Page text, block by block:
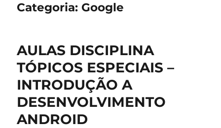
Categoria: Google
AULAS DISCIPLINA
TÓPICOS ESPECIAIS –
INTRODUÇÃO A
DESENVOLVIMENTO
ANDROID